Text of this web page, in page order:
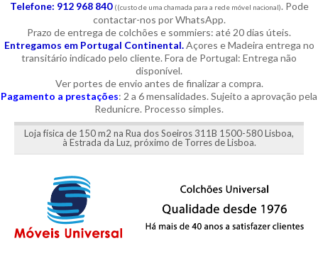
Telefone: 912 968 840 ((custo de uma chamada para a rede móvel nacional). Pode
contactar-nos por WhatsApp.
Prazo de entrega de colchões e sommiers: até 20 dias úteis.
Entregamos em Portugal Continental.Açores e Madeira entrega no
transitário indicado pelo cliente. Fora de Portugal: Entrega não
disponível.
Ver portes de envio antes de finalizar a compra.
Pagamento a prestações: 2 a 6 mensalidades. Sujeito a aprovação pela
Redunicre. Processo simples.
Loja física de 150 m2 na Rua dos Soeiros 311B 1500-580 Lisboa,
à Estrada da Luz, próximo de Torres de Lisboa.